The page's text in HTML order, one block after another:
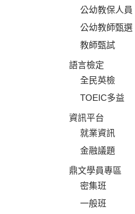
公幼教保人員
公幼教師甄選
教師甄試
語言檢定
全民英檢
TOEIC多益
資訊平台
就業資訊
金融議題
鼎文學員專區
密集班
一般班